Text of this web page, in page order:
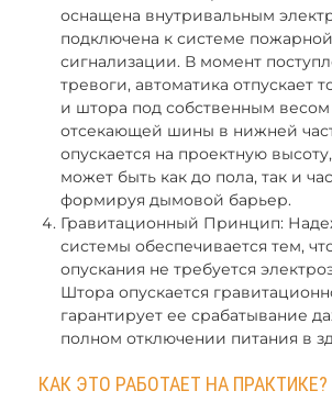
оснащена внутривальным
подключена к системе пожарной
сигнализации. В момент
тревоги, автоматика отпускает
и штора под собственным весом
отсекающей шины в нижней
опускается на проектную
может быть как до пола, так и
формируя дымовой барьер.
Гравитационный Принцип:
системы обеспечивается тем,
опускания не требуется
Штора опускается
гарантирует ее срабатывание
полном отключении питания в
КАК ЭТО РАБОТАЕТ НА ПРАКТИКЕ?